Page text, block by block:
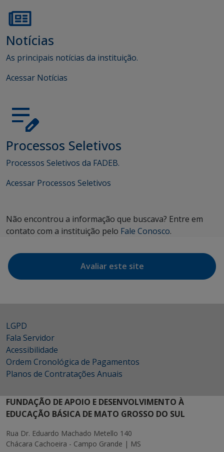
Notícias
As principais notícias da instituição.
Acessar Notícias
Processos Seletivos
Processos Seletivos da FADEB.
Acessar Processos Seletivos
Não encontrou a informação que buscava? Entre em
contato com a instituição pelo Fale Conosco.
Avaliar este site
LGPD
Fala Servidor
Acessibilidade
Ordem Cronológica de Pagamentos
Planos de Contratações Anuais
FUNDAÇÃO DE APOIO E DESENVOLVIMENTO À
EDUCAÇÃO BÁSICA DE MATO GROSSO DO SUL
Rua Dr. Eduardo Machado Metello 140
Chácara Cachoeira - Campo Grande | MS